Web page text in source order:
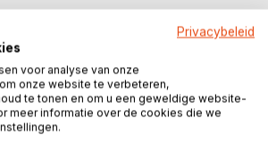
zeildoek | 650 gr/m² | Niet UV-
lichtdoorlatend
Privacybeleid
voor analyse van onze
onze website te verbeteren,
te tonen en om u een geweldige website-
meer informatie over de cookies die we